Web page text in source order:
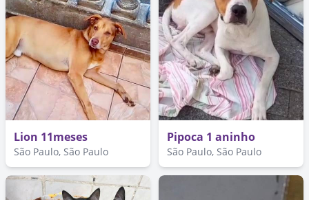
Lion 11meses
São Paulo, São Paulo
Pipoca 1 aninho
São Paulo, São Paulo